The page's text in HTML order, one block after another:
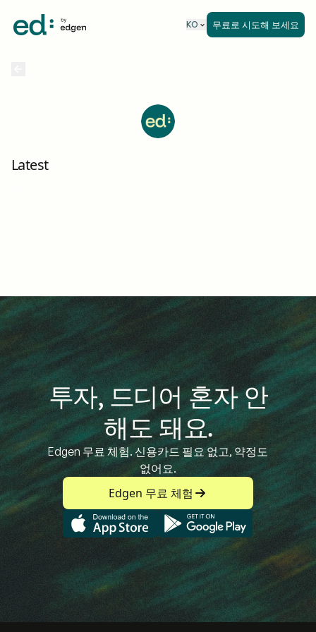
KO 무료로 시도해 보세요
Latest
투자, 드디어 혼자 안
해도 돼요.
Edgen 무료 체험. 신용카드 필요 없고, 약정도
없어요.
Edgen 무료 체험